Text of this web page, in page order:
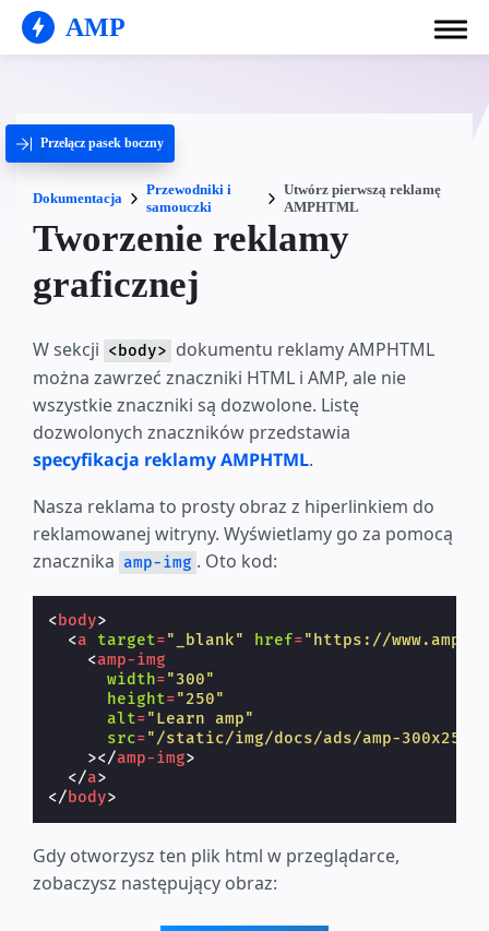
AMP
Przełącz pasek boczny
Dokumentacja
Przewodniki i
samouczki
Utwórz pierwszą reklamę
AMPHTML
Tworzenie reklamy
graficznej
W sekcji <body> dokumentu reklamy AMPHTML
można zawrzeć znaczniki HTML i AMP, ale nie
wszystkie znaczniki są dozwolone. Listę
dozwolonych znaczników przedstawia
specyfikacja reklamy AMPHTML.
Nasza reklama to prosty obraz z hiperlinkiem do
reklamowanej witryny. Wyświetlamy go za pomocą
znacznika amp-img . Oto kod:
<body>
<a target="_blank" href="https://
<amp-img
width="300"
height="250"
alt="Learn amp"
src="/static/img/docs/ads/amp-
></amp-img>
</a>
</body>
Gdy otworzysz ten plik html w przeglądarce,
zobaczysz następujący obraz: